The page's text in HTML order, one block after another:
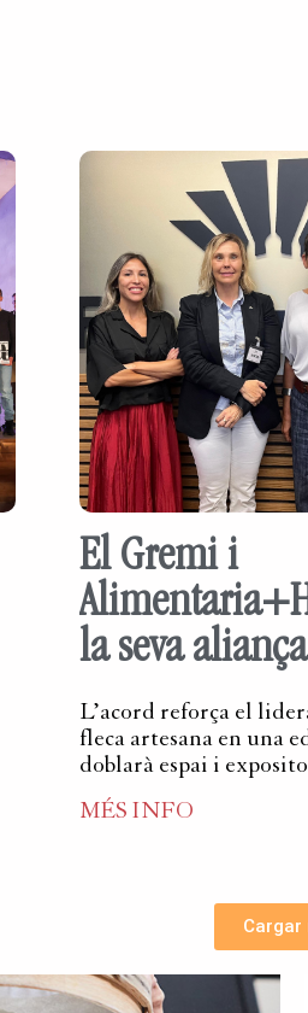
El Gremi i
la seva aliança
L’acord reforça el
fleca artesana en una
doblarà espai i
MÉS INFO
Cargar